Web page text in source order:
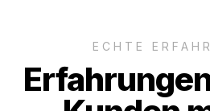
ECHTE